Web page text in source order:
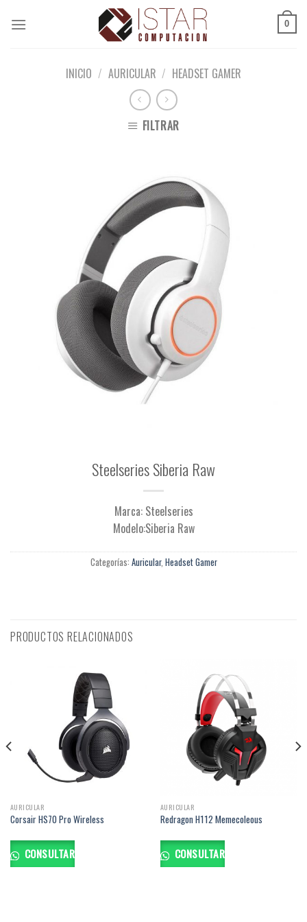
0
INICIO / AURICULAR / HEADSET GAMER
FILTRAR
Steelseries Siberia Raw
Marca: Steelseries
Modelo:Siberia Raw
Categorías: Auricular, Headset Gamer
PRODUCTOS RELACIONADOS
AURICULAR
Corsair HS70 Pro Wireless
CONSULTAR
AURICULAR
Redragon H112 Memecoleous
CONSULTAR